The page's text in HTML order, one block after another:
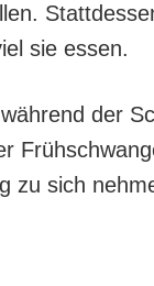
sie essen.
der
zu sich